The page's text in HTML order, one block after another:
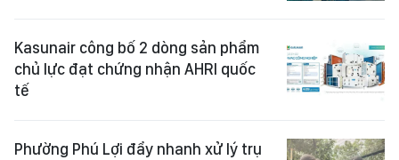
Kasunair công bố 2 dòng sản phẩm
chủ lực đạt chứng nhận AHRI quốc
tế
Phường Phú Lợi đẩy nhanh xử lý trụ